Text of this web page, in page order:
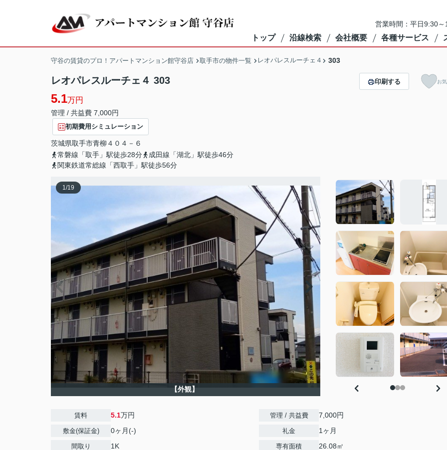
営業時間：平日9:30
トップ 沿線検索 会社概要 各種サービス
守谷の賃貸のプロ！アパートマンション館守谷店 取手市の物件一覧 レオパレスルーチェ４ 303
レオパレスルーチェ４ 303
5.1万円
管理 / 共益費 7,000円
初期費用シミュレーション
茨城県取手市青柳 ４０４－６
常磐線「取手」駅徒歩28分
成田線「湖北」駅徒歩46分
関東鉄道常総線「西取手」駅徒歩56分
印刷する お
1/19
【外観】
賃料 5.1万円
敷金(保証金) 0ヶ月(-)
間取り 1K
管理 / 共益費 7,000円
礼金 1ヶ月
専有面積 26.08㎡